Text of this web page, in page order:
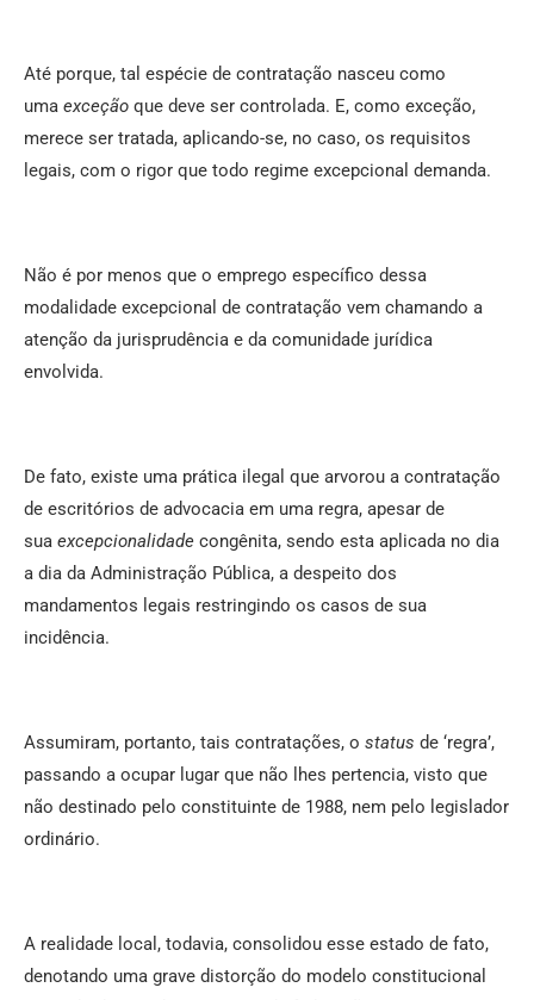
Até porque, tal espécie de contratação nasceu como
uma exceção que deve ser controlada. E, como exceção,
merece ser tratada, aplicando-se, no caso, os requisitos
legais, com o rigor que todo regime excepcional demanda.
Não é por menos que o emprego específico dessa
modalidade excepcional de contratação vem chamando a
atenção da jurisprudência e da comunidade jurídica
envolvida.
De fato, existe uma prática ilegal que arvorou a contratação
de escritórios de advocacia em uma regra, apesar de
sua excepcionalidade congênita, sendo esta aplicada no dia
a dia da Administração Pública, a despeito dos
mandamentos legais restringindo os casos de sua
incidência.
Assumiram, portanto, tais contratações, o status de ‘regra’,
passando a ocupar lugar que não lhes pertencia, visto que
não destinado pelo constituinte de 1988, nem pelo legislador
ordinário.
A realidade local, todavia, consolidou esse estado de fato,
denotando uma grave distorção do modelo constitucional